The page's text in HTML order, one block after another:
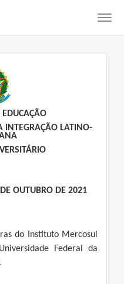
INTEGRAÇÃO LATINO-
OUTUBRO DE 2021
do Instituto Mercosul
Federal da